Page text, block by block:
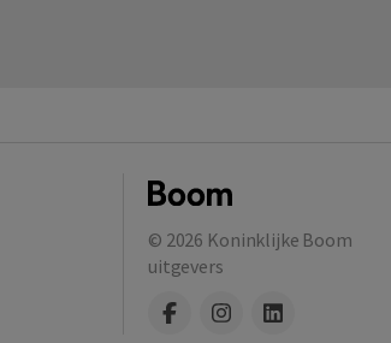
© 2026 Koninklijke Boom
uitgevers